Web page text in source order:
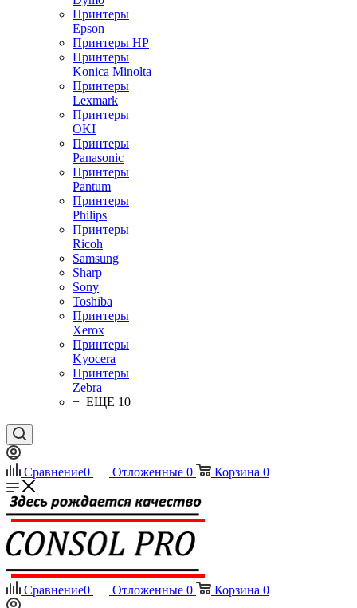
Принтеры
Epson
Принтеры HP
Принтеры
Konica Minolta
Принтеры
Lexmark
Принтеры
OKI
Принтеры
Panasonic
Принтеры
Pantum
Принтеры
Philips
Принтеры
Ricoh
Samsung
Sharp
Sony
Toshiba
Принтеры
Xerox
Принтеры
Kyocera
Принтеры
Zebra
+ ЕЩЕ 10
Сравнение0 Отложенные 0 Корзина 0
Сравнение0 Отложенные 0 Корзина 0